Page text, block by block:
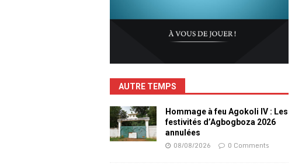
AUTRE TEMPS
Hommage à feu Agokoli IV : Les
festivités d’Agbogboza 2026
annulées
08/08/2026 0 Comments